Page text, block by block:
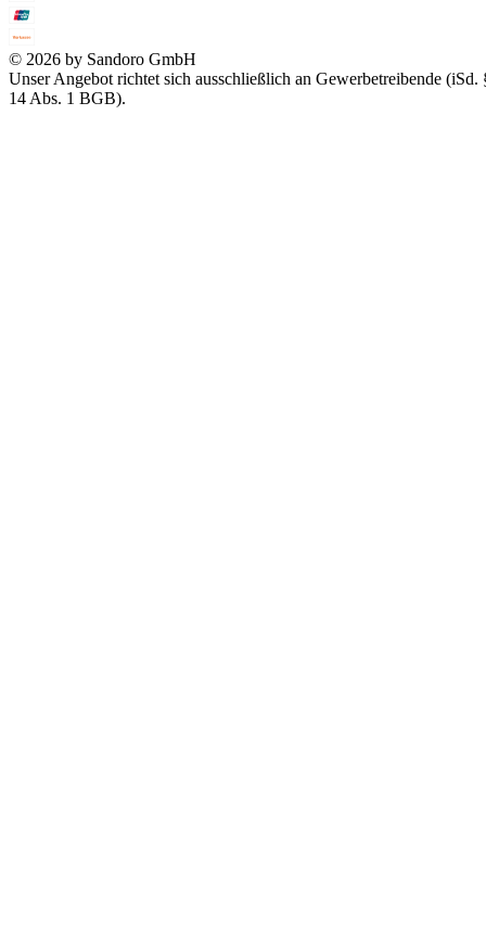
© 2026 by Sandoro GmbH
Unser Angebot richtet sich ausschließlich an Gewerbetreibende (iSd.
14 Abs. 1 BGB).